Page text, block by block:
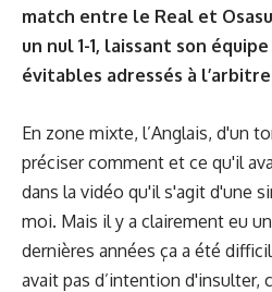
match entre le Real et
un nul 1-1, laissant son
évitables adressés à
En zone mixte, l’Anglais, d'un
préciser comment et ce qu'il
dans la vidéo qu'il s'agit d'une
moi. Mais il y a clairement eu
dernières années ça a été
avait pas d’intention d'insulter,